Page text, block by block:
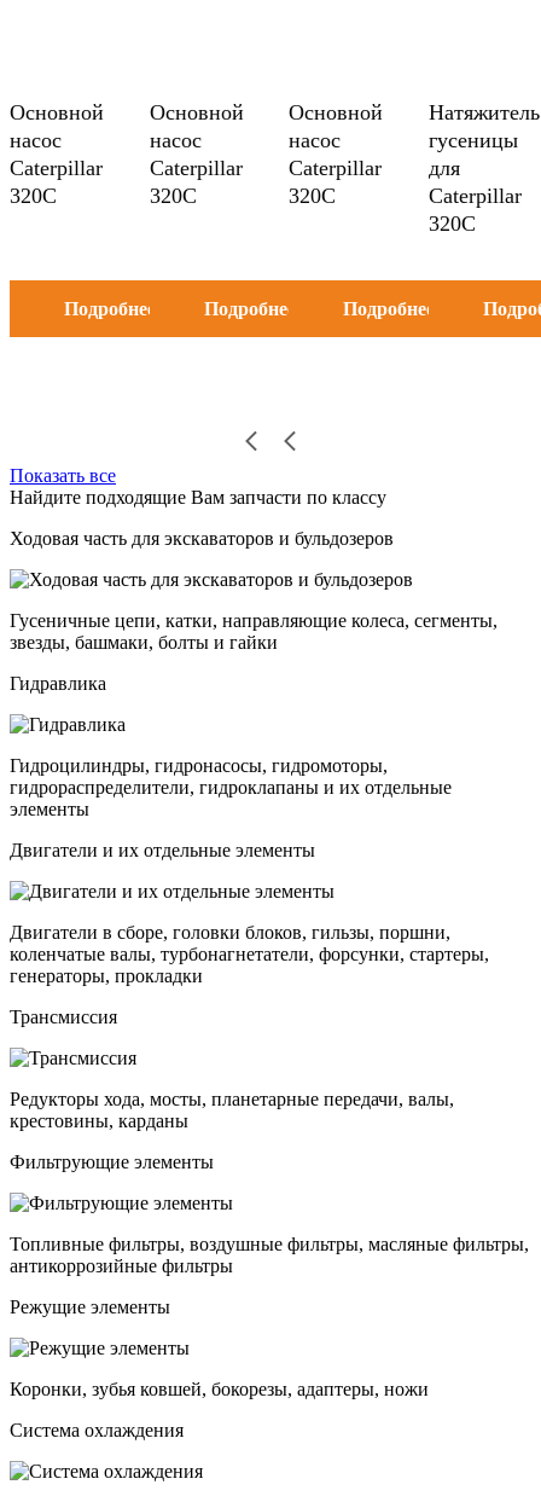
Основной
насос
Caterpillar
320C
Подробнее
Основной
насос
Caterpillar
320C
Подробнее
Основной
насос
Caterpillar
320C
Подробнее
Натяжитель
гусеницы
для
Caterpillar
320С
Показать все
Найдите подходящие Вам запчасти по классу
Ходовая часть для экскаваторов и бульдозеров
Гусеничные цепи, катки, направляющие колеса, сегменты,
звезды, башмаки, болты и гайки
Гидравлика
Гидроцилиндры, гидронасосы, гидромоторы,
гидрораспределители, гидроклапаны и их отдельные
элементы
Двигатели и их отдельные элементы
Двигатели в сборе, головки блоков, гильзы, поршни,
коленчатые валы, турбонагнетатели, форсунки, стартеры,
генераторы, прокладки
Трансмиссия
Редукторы хода, мосты, планетарные передачи, валы,
крестовины, карданы
Фильтрующие элементы
Топливные фильтры, воздушные фильтры, масляные фильтры,
антикоррозийные фильтры
Режущие элементы
Коронки, зубья ковшей, бокорезы, адаптеры, ножи
Система охлаждения